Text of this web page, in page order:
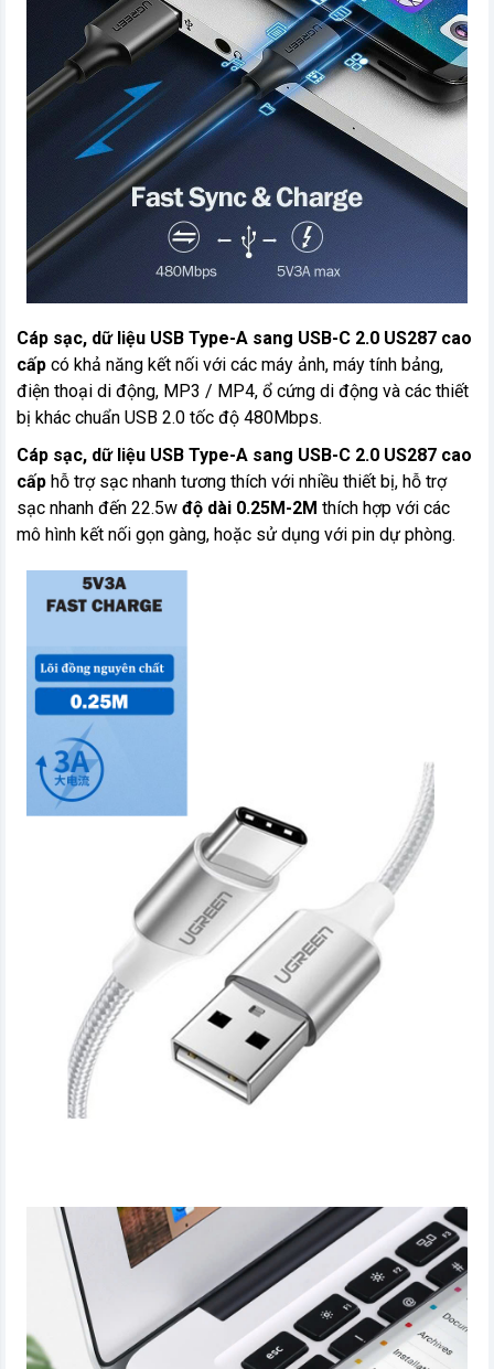
Cáp sạc, dữ liệu USB Type-A sang USB-C 2.0 US287 cao
cấp có khả năng kết nối với các máy ảnh, máy tính bảng,
điện thoại di động, MP3 / MP4, ổ cứng di động và các thiết
bị khác chuẩn USB 2.0 tốc độ 480Mbps.
Cáp sạc, dữ liệu USB Type-A sang USB-C 2.0 US287 cao
cấp hỗ trợ sạc nhanh tương thích với nhiều thiết bị, hỗ trợ
sạc nhanh đến 22.5w độ dài 0.25M-2M thích hợp với các
mô hình kết nối gọn gàng, hoặc sử dụng với pin dự phòng.